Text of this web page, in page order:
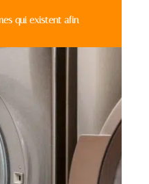
qui existent afin